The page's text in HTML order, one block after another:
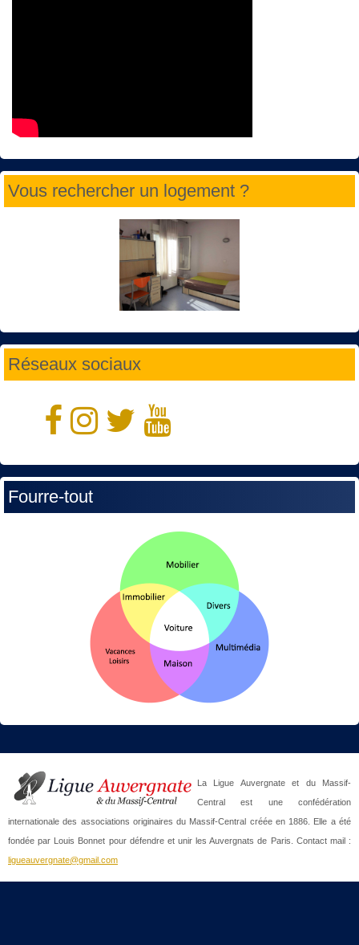
Vous rechercher un logement ?
Réseaux sociaux
Fourre-tout
La Ligue Auvergnate et du Massif-
Central est une confédération
internationale des associations originaires du Massif-Central créée en 1886. Elle a été
fondée par Louis Bonnet pour défendre et unir les Auvergnats de Paris. Contact mail :
ligueauvergnate@gmail.com